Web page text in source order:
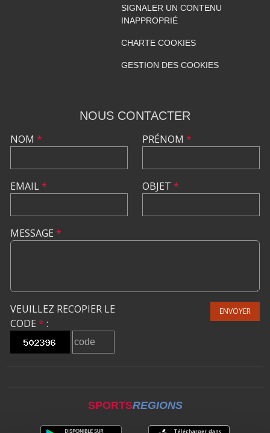
SIGNALER UN CONTENU
INAPPROPRIÉ
CHARTE COOKIES
GESTION DES COOKIES
NOUS CONTACTER
NOM *
EMAIL*
PRÉNOM *
OBJET *
MESSAGE *
VEUILLEZ RECOPIER LE
CODE * :
ENVOYER
SPORTSREGIONS